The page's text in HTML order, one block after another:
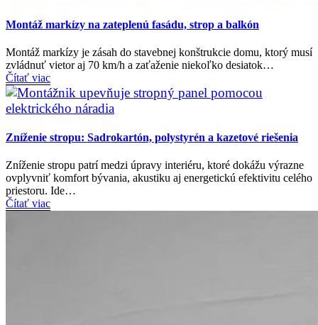
Montáž markízy na zateplenú fasádu, strop a balkón
Montáž markízy je zásah do stavebnej konštrukcie domu, ktorý musí
zvládnuť vietor aj 70 km/h a zaťaženie niekoľko desiatok…
Čítať viac
Zníženie stropu: Sadrokartón, polystyrén a kazetové riešenia
Zníženie stropu patrí medzi úpravy interiéru, ktoré dokážu výrazne
ovplyvniť komfort bývania, akustiku aj energetickú efektivitu celého
priestoru. Ide…
Čítať viac